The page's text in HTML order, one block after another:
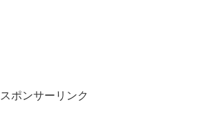
スポンサーリンク